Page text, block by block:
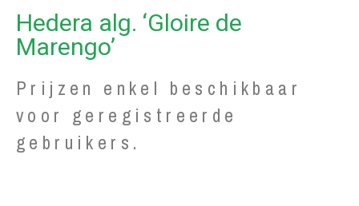
Hedera alg. ‘Gloire de
Marengo’
Prijzen enkel beschikbaar
voor geregistreerde
gebruikers.